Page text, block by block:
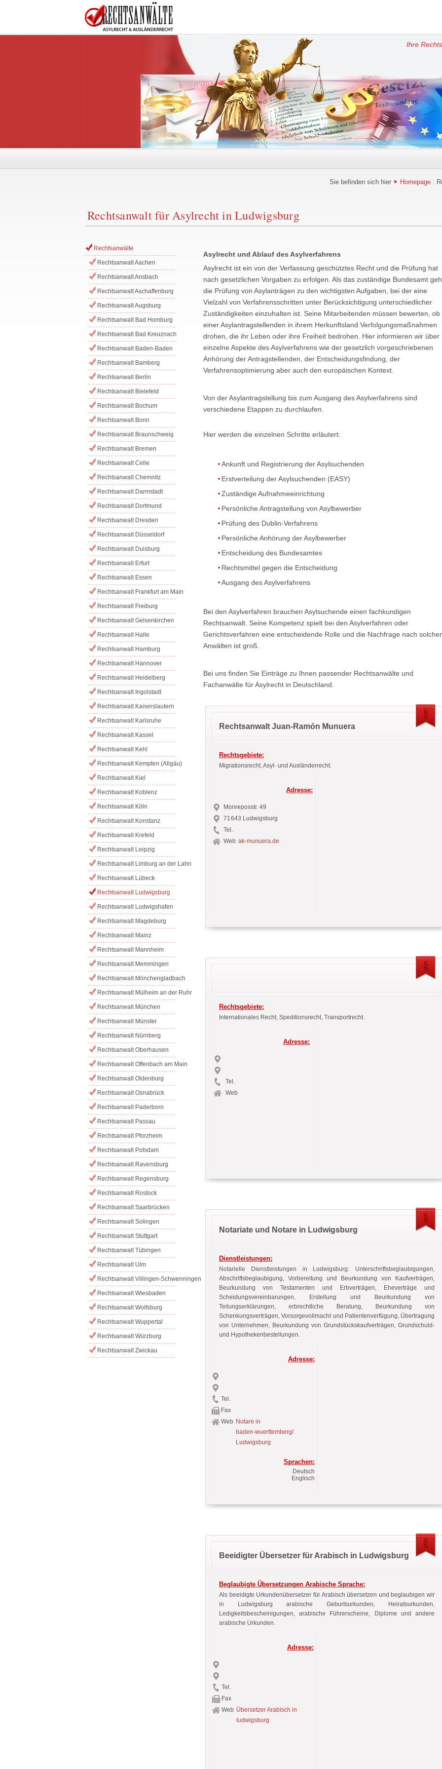
Ihre
Sie befinden sich hier Homepage :
Rechtsanwalt für Asylrecht in Ludwigsburg
Rechtsanwälte
Rechtsanwalt Aachen
Rechtsanwalt Ansbach
Rechtsanwalt Aschaffenburg
Rechtsanwalt Augsburg
Rechtsanwalt Bad Homburg
Rechtsanwalt Bad Kreuznach
Rechtsanwalt Baden-Baden
Rechtsanwalt Bamberg
Rechtsanwalt Berlin
Rechtsanwalt Bielefeld
Rechtsanwalt Bochum
Rechtsanwalt Bonn
Rechtsanwalt Braunschweig
Rechtsanwalt Bremen
Rechtsanwalt Celle
Rechtsanwalt Chemnitz
Rechtsanwalt Darmstadt
Rechtsanwalt Dortmund
Rechtsanwalt Dresden
Rechtsanwalt Düsseldorf
Rechtsanwalt Duisburg
Rechtsanwalt Erfurt
Rechtsanwalt Essen
Rechtsanwalt Frankfurt am Main
Rechtsanwalt Freiburg
Rechtsanwalt Gelsenkirchen
Rechtsanwalt Halle
Rechtsanwalt Hamburg
Rechtsanwalt Hannover
Rechtsanwalt Heidelberg
Rechtsanwalt Ingolstadt
Rechtsanwalt Kaiserslautern
Rechtsanwalt Karlsruhe
Rechtsanwalt Kassel
Rechtsanwalt Kehl
Rechtsanwalt Kempten (Allgäu)
Rechtsanwalt Kiel
Rechtsanwalt Koblenz
Rechtsanwalt Köln
Rechtsanwalt Konstanz
Rechtsanwalt Krefeld
Rechtsanwalt Leipzig
Rechtsanwalt Limburg an der Lahn
Rechtsanwalt Lübeck
Rechtsanwalt Ludwigsburg
Rechtsanwalt Ludwigshafen
Rechtsanwalt Magdeburg
Rechtsanwalt Mainz
Rechtsanwalt Mannheim
Rechtsanwalt Memmingen
Rechtsanwalt Mönchengladbach
Rechtsanwalt Mülheim an der Ruhr
Rechtsanwalt München
Rechtsanwalt Münster
Rechtsanwalt Nürnberg
Rechtsanwalt Oberhausen
Rechtsanwalt Offenbach am Main
Rechtsanwalt Oldenburg
Rechtsanwalt Osnabrück
Rechtsanwalt Paderborn
Rechtsanwalt Passau
Rechtsanwalt Pforzheim
Rechtsanwalt Potsdam
Rechtsanwalt Ravensburg
Rechtsanwalt Regensburg
Rechtsanwalt Rostock
Rechtsanwalt Saarbrücken
Rechtsanwalt Solingen
Rechtsanwalt Stuttgart
Rechtsanwalt Tübingen
Rechtsanwalt Ulm
Rechtsanwalt Villingen-Schwenningen
Rechtsanwalt Wiesbaden
Rechtsanwalt Wolfsburg
Rechtsanwalt Wuppertal
Rechtsanwalt Würzburg
Rechtsanwalt Zwickau
Asylrecht und Ablauf des Asylverfahrens
Asylrecht ist ein von der Verfassung geschütztes Recht und die Prüfung hat
nach gesetzlichen Vorgaben zu erfolgen. Als das zuständige Bundesamt
die Prüfung von Asylanträgen zu den wichtigsten Aufgaben, bei der eine
Vielzahl von Verfahrensschritten unter Berücksichtigung unterschiedlicher
Zuständigkeiten einzuhalten ist. Seine Mitarbeitenden müssen bewerten, ob
einer Asylantragstellenden in ihrem Herkunftsland Verfolgungsmaßnahmen
drohen, die ihr Leben oder ihre Freiheit bedrohen. Hier informieren wir über
einzelne Aspekte des Asylverfahrens wie der gesetzlich vorgeschriebenen
Anhörung der Antragstellenden, der Entscheidungsfindung, der
Verfahrensoptimierung aber auch den europäischen Kontext.
Von der Asylantragstellung bis zum Ausgang des Asylverfahrens sind
verschiedene Etappen zu durchlaufen.
Hier werden die einzelnen Schritte erläutert:
Ankunft und Registrierung der Asylsuchenden
Erstverteilung der Asylsuchenden (EASY)
Zuständige Aufnahmeeinrichtung
Persönliche Antragstellung von Asylbewerber
Prüfung des Dublin-Verfahrens
Persönliche Anhörung der Asylbewerber
Entscheidung des Bundesamtes
Rechtsmittel gegen die Entscheidung
Ausgang des Asylverfahrens
Bei den Asylverfahren brauchen Asylsuchende einen fachkundigen
Rechtsanwalt. Seine Kompetenz spielt bei den Asylverfahren oder
Gerichtsverfahren eine entscheidende Rolle und die Nachfrage nach
Anwälten ist groß.
Bei uns finden Sie Einträge zu Ihnen passender Rechtsanwälte und
Fachanwälte für Asylrecht in Deutschland.
Rechtsanwalt Juan-Ramón Munuera
Rechtsgebiete:
Migrationsrecht, Asyl- und Ausländerrecht.
Adresse:
Monreposstr. 49
71643 Ludwigsburg
Tel.
Web ak-munuera.de
Rechtsgebiete:
Internationales Recht, Speditionsrecht, Transportrecht.
Adresse:
Tel.
Web
Notariate und Notare in Ludwigsburg
Dienstleistungen:
Notarielle Dienstleistungen in Ludwigsburg: Unterschriftsbeglaubigungen,
Abschriftsbeglaubigung, Vorbereitung und Beurkundung von Kaufverträgen,
Beurkundung von Testamenten und Erbverträgen, Eheverträge und
Scheidungsvereinbarungen, Erstellung und Beurkundung von
Teilungserklärungen, erbrechtliche Beratung, Beurkundung von
Schenkungsverträgen, Vorsorgevollmacht und Patientenverfügung, Übertragung
von Unternehmen, Beurkundung von Grundstückskaufverträgen, Grundschuld-
und Hypothekenbestellungen.
Adresse:
Tel.
Fax
Web Notare in
baden-wuerttemberg/
Ludwigsburg
Sprachen:
Deutsch
Englisch
Beeidigter Übersetzer für Arabisch in Ludwigsburg
Beglaubigte Übersetzungen Arabische Sprache:
Als beeidigte Urkundenübersetzer für Arabisch übersetzen und beglaubigen wir
in Ludwigsburg arabische Geburtsurkunden, Heiratsurkunden,
Ledigkeitsbescheinigungen, arabische Führerscheine, Diplome und andere
arabische Urkunden.
Adresse:
Tel.
Fax
Web Übersetzer Arabisch in
ludwigsburg